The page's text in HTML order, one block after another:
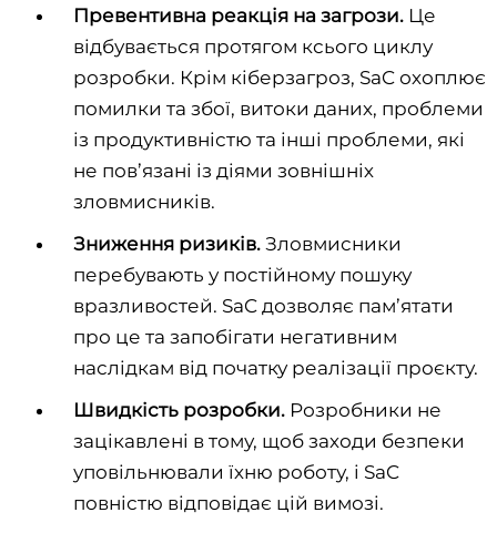
Превентивна реакція на загрози. Це
відбувається протягом ксього циклу
розробки. Крім кіберзагроз, SaC охоплює
помилки та збої, витоки даних, проблеми
із продуктивністю та інші проблеми, які
не пов’язані із діями зовнішніх
зловмисників.
Зниження ризиків. Зловмисники
перебувають у постійному пошуку
вразливостей. SaC дозволяє пам’ятати
про це та запобігати негативним
наслідкам від початку реалізації проєкту.
Швидкість розробки. Розробники не
зацікавлені в тому, щоб заходи безпеки
уповільнювали їхню роботу, і SaC
повністю відповідає цій вимозі.